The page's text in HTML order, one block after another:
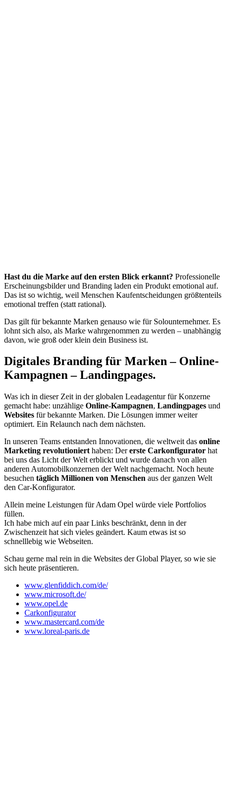
Hast du die Marke auf den ersten Blick erkannt? Professionelle
Erscheinungsbilder und Branding laden ein Produkt emotional auf.
Das ist so wichtig, weil Menschen Kaufentscheidungen größtenteils
emotional treffen (statt rational).
Das gilt für bekannte Marken genauso wie für Solounternehmer. Es
lohnt sich also, als Marke wahrgenommen zu werden – unabhängig
davon, wie groß oder klein dein Business ist.
Digitales Branding für Marken – Online-
Kampagnen – Landingpages.
Was ich in dieser Zeit in der globalen Leadagentur für Konzerne
gemacht habe: unzählige Online-Kampagnen, Landingpages und
Websites für bekannte Marken. Die Lösungen immer weiter
optimiert. Ein Relaunch nach dem nächsten.
In unseren Teams entstanden Innovationen, die weltweit das online
Marketing revolutioniert haben: Dererste Carkonfigurator hat
bei uns das Licht der Welt erblickt und wurde danach von allen
anderen Automobilkonzernen der Welt nachgemacht. Noch heute
besuchen täglich Millionen von Menschen aus der ganzen Welt
den Car-Konfigurator.
Allein meine Leistungen für Adam Opel würde viele Portfolios
füllen.
Ich habe mich auf ein paar Links beschränkt, denn in der
Zwischenzeit hat sich vieles geändert. Kaum etwas ist so
schnelllebig wie Webseiten.
Schau gerne mal rein in die Websites der Global Player, so wie sie
sich heute präsentieren.
www.glenfiddich.com/de/
www.microsoft.de/
www.opel.de
Carkonfigurator
www.mastercard.com/de
www.loreal-paris.de